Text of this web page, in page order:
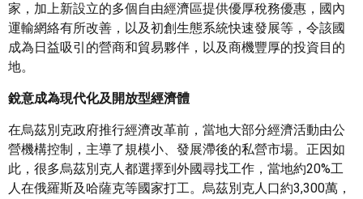
家，加上新設立的多個自由經濟區提供優厚稅務優惠，國內
運輸網絡有所改善，以及初創生態系統快速發展等，令該國
成為日益吸引的營商和貿易夥伴，以及商機豐厚的投資目的
地。
銳意成為現代化及開放型經濟體
在烏茲別克政府推行經濟改革前，當地大部分經濟活動由公
營機構控制，主導了規模小、發展滯後的私營市場。正因如
此，很多烏茲別克人都選擇到外國尋找工作，當地約20%工
人在俄羅斯及哈薩克等國家打工。烏茲別克人口約3,300萬，